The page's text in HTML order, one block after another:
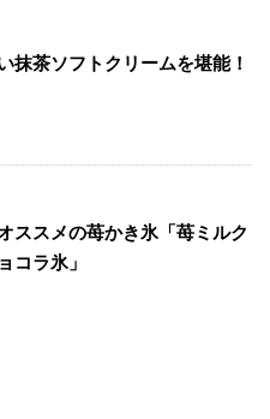
抹茶ソフトクリームを堪能！
ススメの苺かき氷「苺ミルク
コラ氷」